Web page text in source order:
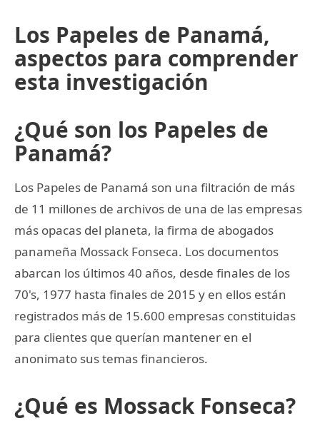
Los Papeles de Panamá,
aspectos para comprender
esta investigación
¿Qué son los Papeles de
Panamá?
Los Papeles de Panamá son una filtración de más
de 11 millones de archivos de una de las empresas
más opacas del planeta, la firma de abogados
panameña Mossack Fonseca. Los documentos
abarcan los últimos 40 años, desde finales de los
70's, 1977 hasta finales de 2015 y en ellos están
registrados más de 15.600 empresas constituidas
para clientes que querían mantener en el
anonimato sus temas financieros.
¿Qué es Mossack Fonseca?